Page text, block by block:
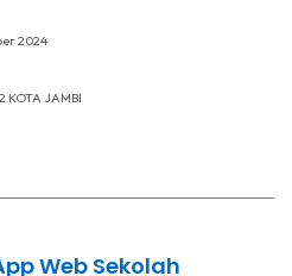
2024
KOTA JAMBI
Web Sekolah